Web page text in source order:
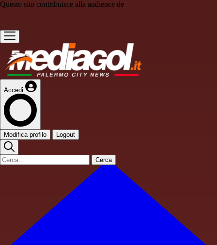
Questo sito contribuisce alla audience de
Accedi
Modifica profilo Logout
Cerca